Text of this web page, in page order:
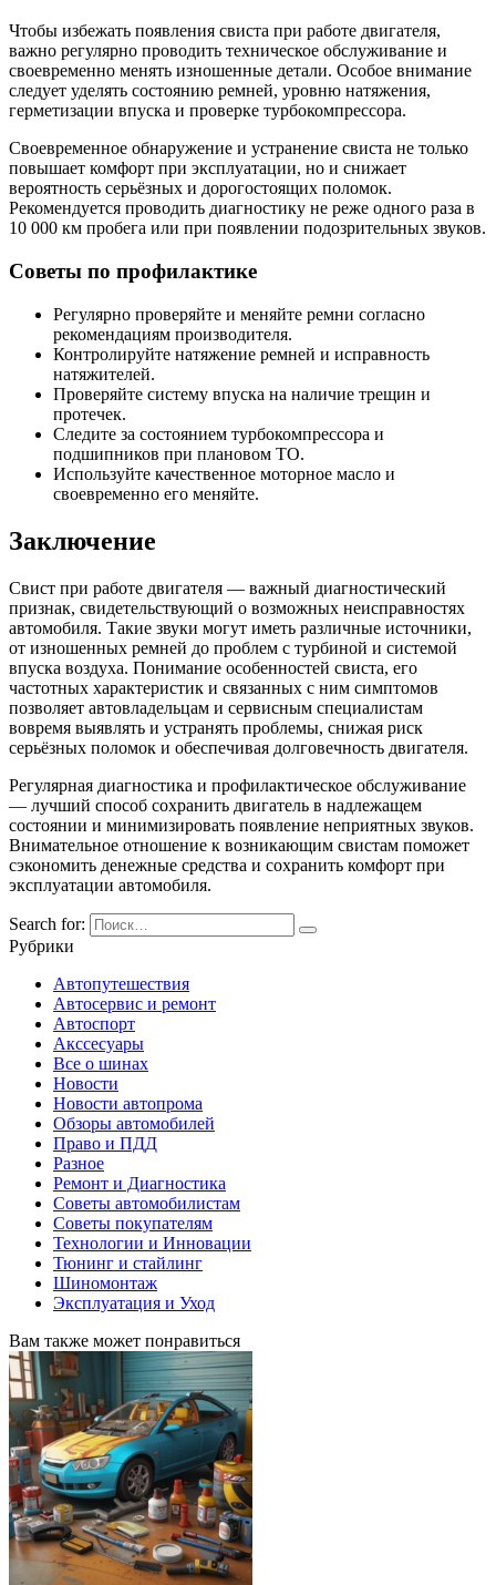
Чтобы избежать появления свиста при работе двигателя,
важно регулярно проводить техническое обслуживание и
своевременно менять изношенные детали. Особое внимание
следует уделять состоянию ремней, уровню натяжения,
герметизации впуска и проверке турбокомпрессора.
Своевременное обнаружение и устранение свиста не только
повышает комфорт при эксплуатации, но и снижает
вероятность серьёзных и дорогостоящих поломок.
Рекомендуется проводить диагностику не реже одного раза в
10 000 км пробега или при появлении подозрительных звуков.
Советы по профилактике
Регулярно проверяйте и меняйте ремни согласно
рекомендациям производителя.
Контролируйте натяжение ремней и исправность
натяжителей.
Проверяйте систему впуска на наличие трещин и
протечек.
Следите за состоянием турбокомпрессора и
подшипников при плановом ТО.
Используйте качественное моторное масло и
своевременно его меняйте.
Заключение
Свист при работе двигателя — важный диагностический
признак, свидетельствующий о возможных неисправностях
автомобиля. Такие звуки могут иметь различные источники,
от изношенных ремней до проблем с турбиной и системой
впуска воздуха. Понимание особенностей свиста, его
частотных характеристик и связанных с ним симптомов
позволяет автовладельцам и сервисным специалистам
вовремя выявлять и устранять проблемы, снижая риск
серьёзных поломок и обеспечивая долговечность двигателя.
Регулярная диагностика и профилактическое обслуживание
— лучший способ сохранить двигатель в надлежащем
состоянии и минимизировать появление неприятных звуков.
Внимательное отношение к возникающим свистам поможет
сэкономить денежные средства и сохранить комфорт при
эксплуатации автомобиля.
Search for:
Рубрики
Автопутешествия
Автосервис и ремонт
Автоспорт
Акссесуары
Все о шинах
Новости
Новости автопрома
Обзоры автомобилей
Право и ПДД
Разное
Ремонт и Диагностика
Советы автомобилистам
Советы покупателям
Технологии и Инновации
Тюнинг и стайлинг
Шиномонтаж
Эксплуатация и Уход
Вам также может понравиться